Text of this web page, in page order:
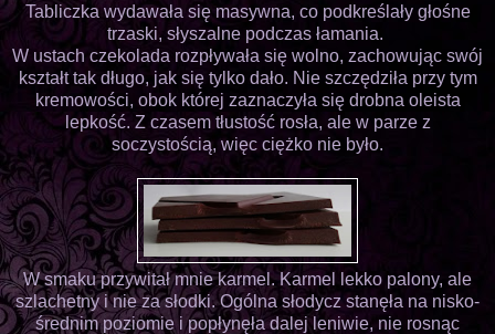
Tabliczka wydawała się masywna, co podkreślały głośne
trzaski, słyszalne podczas łamania.
W ustach czekolada rozpływała się wolno, zachowując swój
kształt tak długo, jak się tylko dało. Nie szczędziła przy tym
kremowości, obok której zaznaczyła się drobna oleista
lepkość. Z czasem tłustość rosła, ale w parze z
soczystością, więc ciężko nie było.
W smaku przywitał mnie karmel. Karmel lekko palony, ale
szlachetny i nie za słodki. Ogólna słodycz stanęła na nisko-
średnim poziomie i popłynęła dalej leniwie, nie rosnąc